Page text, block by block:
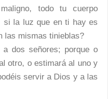
todo tu cuerpo
si la luz que en ti hay es
las mismas tinieblas?
a dos señores; porque o
otro, o estimará al uno y
servir a Dios y a las